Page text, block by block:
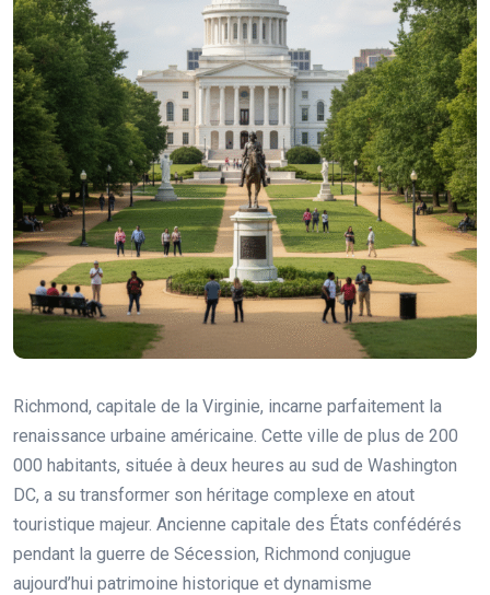
Richmond, capitale de la Virginie, incarne parfaitement la
renaissance urbaine américaine. Cette ville de plus de 200
000 habitants, située à deux heures au sud de Washington
DC, a su transformer son héritage complexe en atout
touristique majeur. Ancienne capitale des États confédérés
pendant la guerre de Sécession, Richmond conjugue
aujourd’hui patrimoine historique et dynamisme